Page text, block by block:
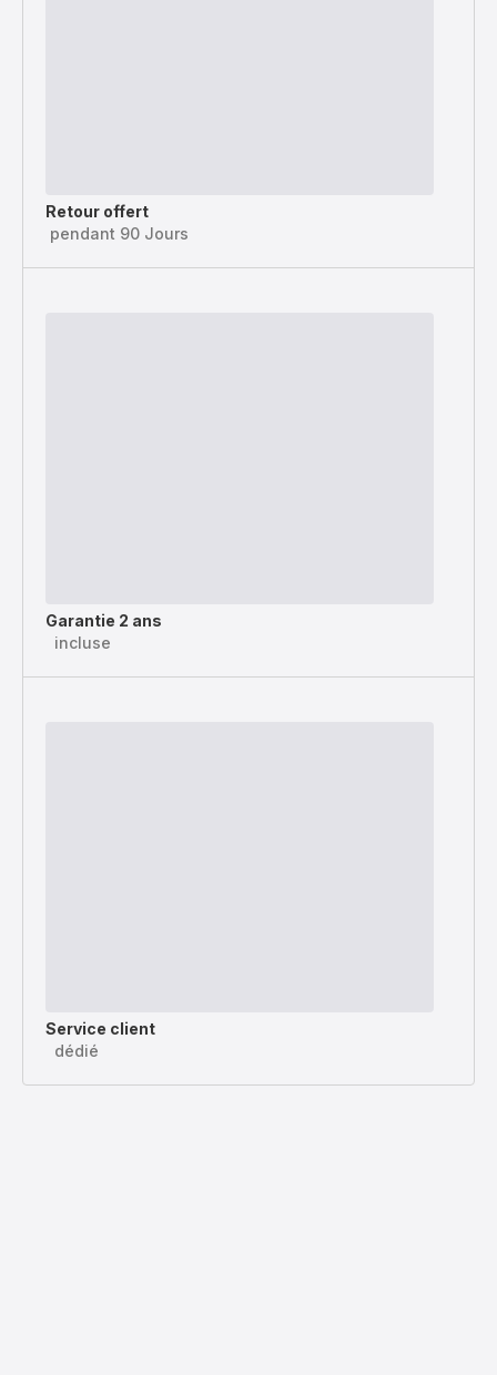
Retour offert
pendant 90 Jours
Garantie 2 ans
incluse
Service client
dédié